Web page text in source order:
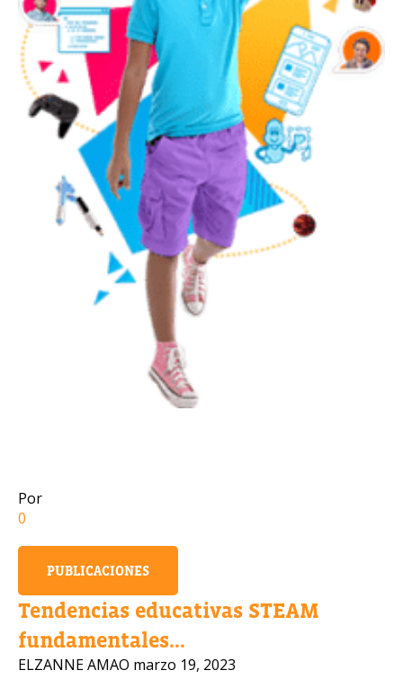
Por
0
PUBLICACIONES
Tendencias educativas STEAM
fundamentales...
ELZANNE AMAO marzo 19, 2023
Número de celular
Política de Privacidad
OBTENER INFORMACIÓN